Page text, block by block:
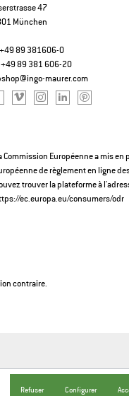
47
München
+49 89 381606-0
+49 89 381 606-20
maurer.com
Commission Européenne a mis
de règlement en ligne
trouver la plateforme à
ec.europa.eu/consumers/odr
contraire.
Refuser Configurer